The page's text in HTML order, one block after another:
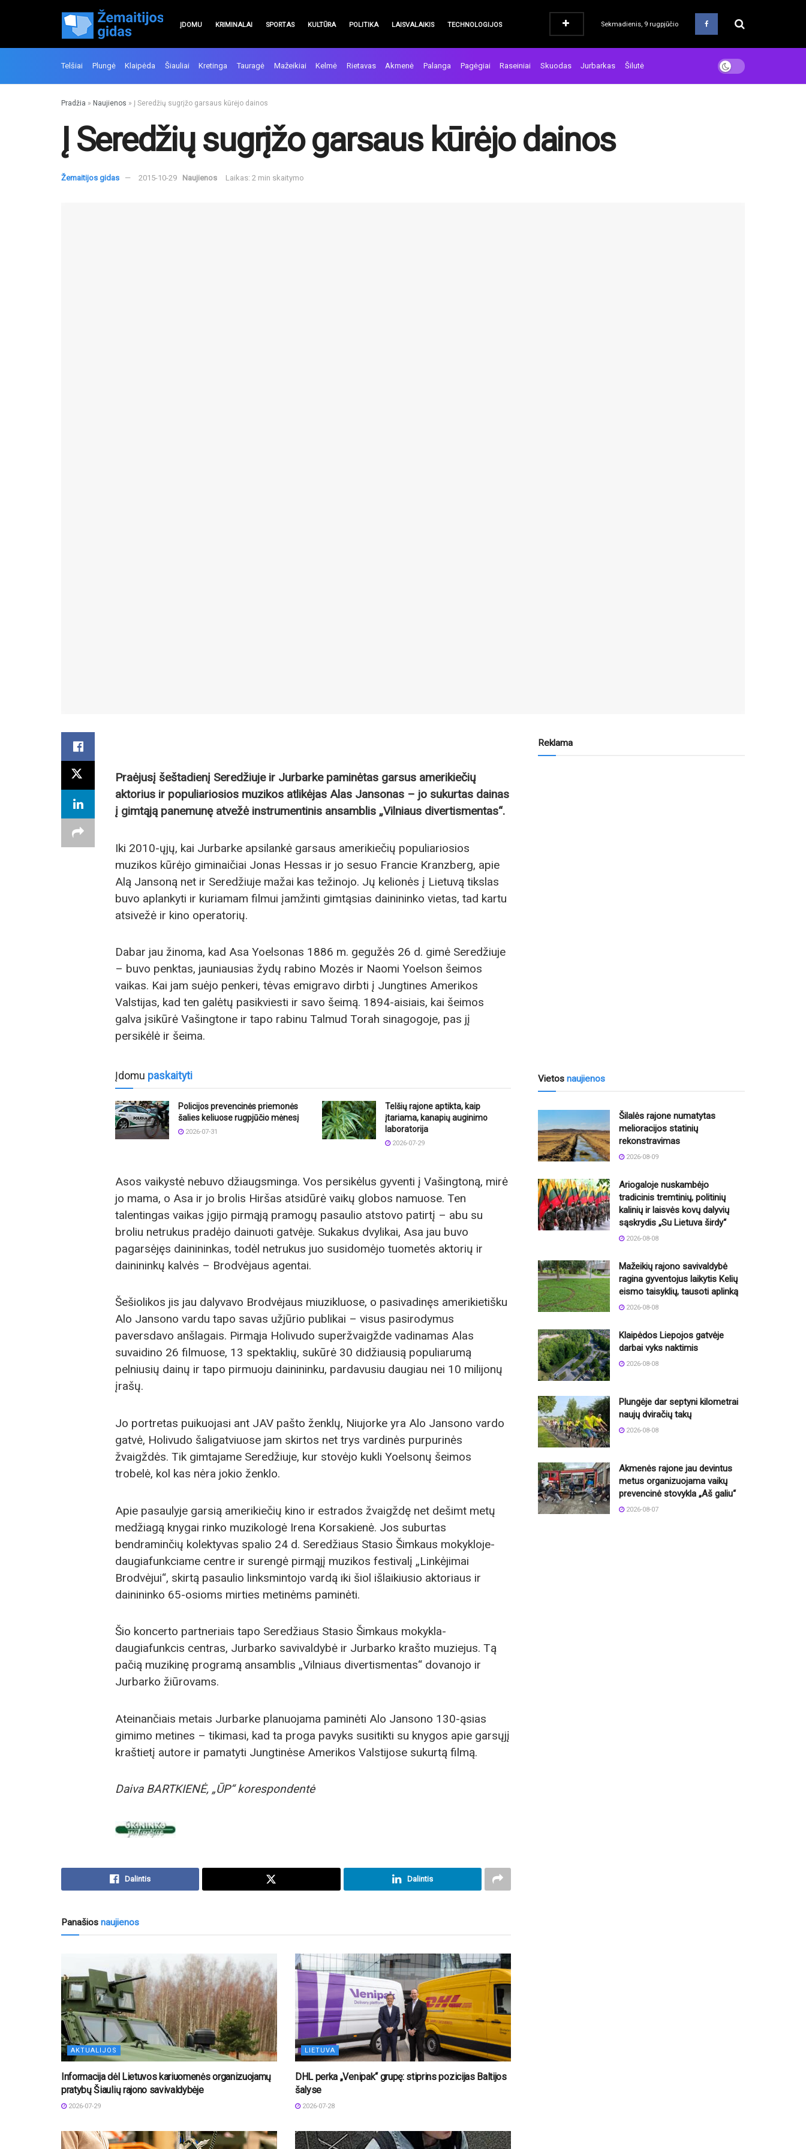
ĮDOMU KRIMINALAI SPORTAS KULTŪRA POLITIKA LAISVALAIKIS TECHNOLOGIJOS Sekmadienis, 9 rugpjūčio
Telšiai Plungė Klaipėda Šiauliai Kretinga Tauragė Mažeikiai Kelmė Rietavas Akmenė Palanga Pagėgiai Raseiniai Skuodas Jurbarkas Šilutė
Pradžia » Naujienos » Į Seredžių sugrįžo garsaus kūrėjo dainos
Į Seredžių sugrįžo garsaus kūrėjo dainos
Žemaitijos gidas 2015-10-29 Naujienos Laikas: 2 min skaitymo
Praėjusį šeštadienį Seredžiuje ir Jurbarke paminėtas garsus amerikiečių
aktorius ir populiariosios muzikos atlikėjas Alas Jansonas – jo sukurtas dainas
į gimtąją panemunę atvežė instrumentinis ansamblis „Vilniaus divertismentas“.
Iki 2010-ųjų, kai Jurbarke apsilankė garsaus amerikiečių populiariosios
muzikos kūrėjo giminaičiai Jonas Hessas ir jo sesuo Francie Kranzberg, apie
Alą Jansoną net ir Seredžiuje mažai kas težinojo. Jų kelionės į Lietuvą tikslas
buvo aplankyti ir kuriamam filmui įamžinti gimtąsias dainininko vietas, tad kartu
atsivežė ir kino operatorių.
Dabar jau žinoma, kad Asa Yoelsonas 1886 m. gegužės 26 d. gimė Seredžiuje
– buvo penktas, jauniausias žydų rabino Mozės ir Naomi Yoelson šeimos
vaikas. Kai jam suėjo penkeri, tėvas emigravo dirbti į Jungtines Amerikos
Valstijas, kad ten galėtų pasikviesti ir savo šeimą. 1894-aisiais, kai šeimos
galva įsikūrė Vašingtone ir tapo rabinu Talmud Torah sinagogoje, pas jį
persikėlė ir šeima.
Įdomu paskaityti
Policijos prevencinės priemonės
šalies keliuose rugpjūčio mėnesį
2026-07-31
Telšių rajone aptikta, kaip
įtariama, kanapių auginimo
laboratorija
2026-07-29
Asos vaikystė nebuvo džiaugsminga. Vos persikėlus gyventi į Vašingtoną, mirė
jo mama, o Asa ir jo brolis Hiršas atsidūrė vaikų globos namuose. Ten
talentingas vaikas įgijo pirmąją pramogų pasaulio atstovo patirtį – abu su
broliu netrukus pradėjo dainuoti gatvėje. Sukakus dvylikai, Asa jau buvo
pagarsėjęs dainininkas, todėl netrukus juo susidomėjo tuometės aktorių ir
dainininkų kalvės – Brodvėjaus agentai.
Šešiolikos jis jau dalyvavo Brodvėjaus miuzikluose, o pasivadinęs amerikietišku
Alo Jansono vardu tapo savas užjūrio publikai – visus pasirodymus
paversdavo anšlagais. Pirmąja Holivudo superžvaigžde vadinamas Alas
suvaidino 26 filmuose, 13 spektaklių, sukūrė 30 didžiausią populiarumą
pelniusių dainų ir tapo pirmuoju dainininku, pardavusiu daugiau nei 10 milijonų
įrašų.
Jo portretas puikuojasi ant JAV pašto ženklų, Niujorke yra Alo Jansono vardo
gatvė, Holivudo šaligatviuose jam skirtos net trys vardinės purpurinės
žvaigždės. Tik gimtajame Seredžiuje, kur stovėjo kukli Yoelsonų šeimos
trobelė, kol kas nėra jokio ženklo.
Apie pasaulyje garsią amerikiečių kino ir estrados žvaigždę net dešimt metų
medžiagą knygai rinko muzikologė Irena Korsakienė. Jos suburtas
bendraminčių kolektyvas spalio 24 d. Seredžiaus Stasio Šimkaus mokykloje-
daugiafunkciame centre ir surengė pirmąjį muzikos festivalį „Linkėjimai
Brodvėjui“, skirtą pasaulio linksmintojo vardą iki šiol išlaikiusio aktoriaus ir
dainininko 65-osioms mirties metinėms paminėti.
Šio koncerto partneriais tapo Seredžiaus Stasio Šimkaus mokykla-
daugiafunkcis centras, Jurbarko savivaldybė ir Jurbarko krašto muziejus. Tą
pačią muzikinę programą ansamblis „Vilniaus divertismentas“ dovanojo ir
Jurbarko žiūrovams.
Ateinančiais metais Jurbarke planuojama paminėti Alo Jansono 130-ąsias
gimimo metines – tikimasi, kad ta proga pavyks susitikti su knygos apie garsųjį
kraštietį autore ir pamatyti Jungtinėse Amerikos Valstijose sukurtą filmą.
Daiva BARTKIENĖ, „ŪP“ korespondentė
Dalintis Dalintis
Panašios naujienos
AKTUALIJOS
Informacija dėl Lietuvos kariuomenės organizuojamų
pratybų Šiaulių rajono savivaldybėje
2026-07-29
LIETUVA
DHL perka „Venipak“ grupę: stiprins pozicijas Baltijos
šalyse
2026-07-28
Reklama
Vietos naujienos
Šilalės rajone numatytas
melioracijos statinių
rekonstravimas
2026-08-09
Ariogaloje nuskambėjo
tradicinis tremtinių, politinių
kalinių ir laisvės kovų dalyvių
sąskrydis „Su Lietuva širdy“
2026-08-08
Mažeikių rajono savivaldybė
ragina gyventojus laikytis Kelių
eismo taisyklių, tausoti aplinką
2026-08-08
Klaipėdos Liepojos gatvėje
darbai vyks naktimis
2026-08-08
Plungėje dar septyni kilometrai
naujų dviračių takų
2026-08-08
Akmenės rajone jau devintus
metus organizuojama vaikų
prevencinė stovykla „Aš galiu“
2026-08-07